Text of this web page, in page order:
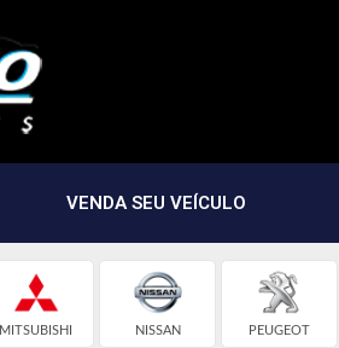
VENDA SEU VEÍCULO
MITSUBISHI NISSAN PEUGEOT